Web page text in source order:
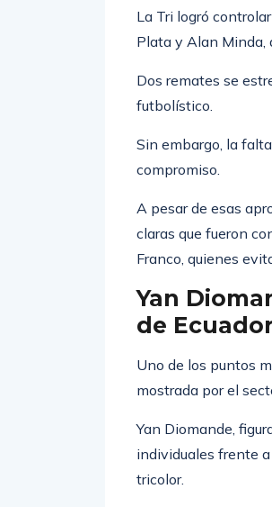
Durante varios
La Tri logró
Plata y Alan Minda,
Dos remates se
futbolístico.
Sin embargo, la
compromiso.
A pesar de esas
claras que fueron
Franco, quienes
Yan
de
Uno de los puntos
mostrada por el
Yan Diomande,
individuales frente